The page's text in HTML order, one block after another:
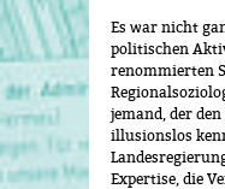
Es war nicht
politischen
renommierten
jemand, der
illusionslos
Expertise, die